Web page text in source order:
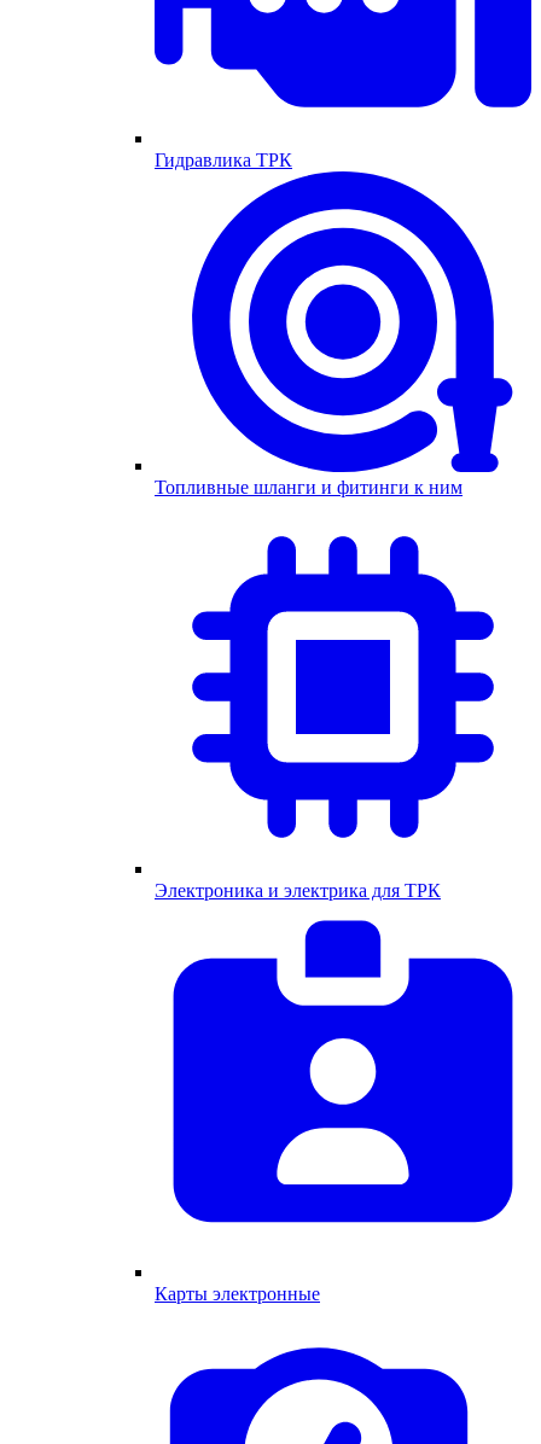
Гидравлика ТРК
Топливные шланги и фитинги к ним
Электроника и электрика для ТРК
Карты электронные